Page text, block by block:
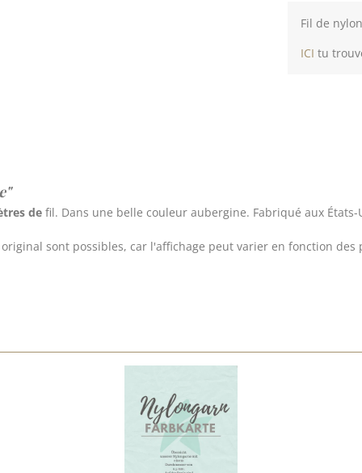
Fil de
ICI tu
de fil. Dans une belle couleur aubergine. Fabriqué aux États-
sont possibles, car l'affichage peut varier en fonction des